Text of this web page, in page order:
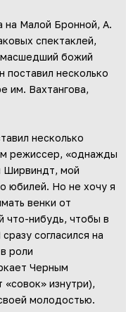
на Малой Бронной, А.
спектаклей,
божий
поставил несколько
им. Вахтангова,
несколько
режиссер, «однажды
Ширвиндт, мой
юбилей. Но не хочу я
венки от
что-нибудь, чтобы в
согласился на
роли
Черным
изнутри),
молодостью.